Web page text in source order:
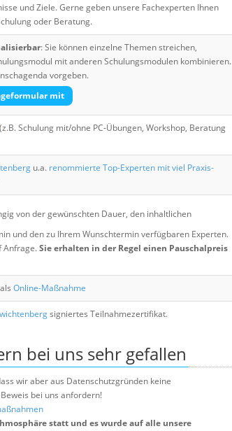
und Ziele. Gerne geben unsere Fachexperten Ihnen
oder Beratung.
: Sie können einzelne Themen streichen,
mit anderen Schulungsmodulen kombinieren.
vorgeben.
mit
(z.B. Schulung mit/ohne PC-Übungen, Workshop, Beratung
u.a. renommierte Top-Experten mit viel Praxis-
von der gewünschten Dauer, den inhaltlichen
und den zu Ihrem Wunschtermin verfügbaren Experten.
Anfrage.Sie erhalten in der Regel einen Pauschalpreis
Online-Maßnahme
signiertes Teilnahmezertifikat.
bei uns sehr gefallen
wir aber aus Datenschutzgründen keine
bei uns anfordern!
statt und es wurde auf alle unsere